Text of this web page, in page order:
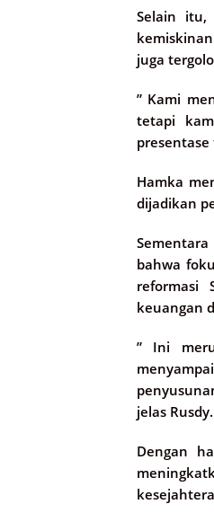
Selain itu,
juga
” Kami
tetapi
Hamka
dijadikan
bahwa
reformasi
keuangan
” Ini
jelas Rusdy.
Dengan